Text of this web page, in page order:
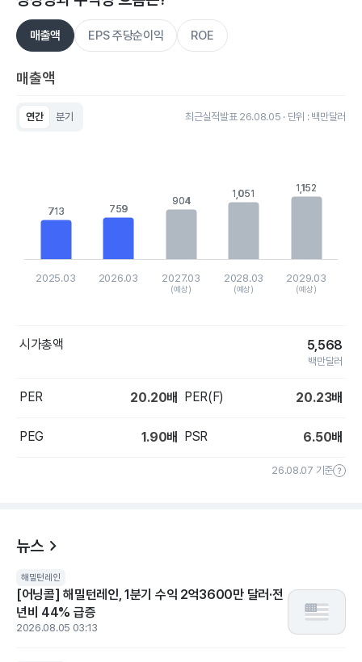
매출액 EPS 주당순이익 ROE
매출액
연간 분기 최근실적발표 26.08.05 · 단위 : 백만달러
The chart has 1 Y axis displaying values. Data ranges from
713
713 759
759
904
904
1,051
1,051 1,152
1,152
2025.03 2026.03 2027.03
(예상)
2028.03
(예상)
2029.03
(예상)
시가총액 5,568
백만달러
PER 20.20배 PER(F) 20.23배
PEG 1.90배 PSR 6.50배
26.08.07 기준
뉴스
해밀턴레인
[어닝콜] 해밀턴레인, 1분기 수익 2억3600만 달러·전
년비 44% 급증
2026.08.05 03:13